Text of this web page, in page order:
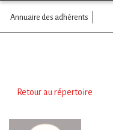
Annuaire des adhérents
Retour au répertoire